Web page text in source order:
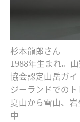
杉本龍郎さん
1988年生まれ。
協会認定山岳ガ
ジーランドでのト
夏山から雪山、
中